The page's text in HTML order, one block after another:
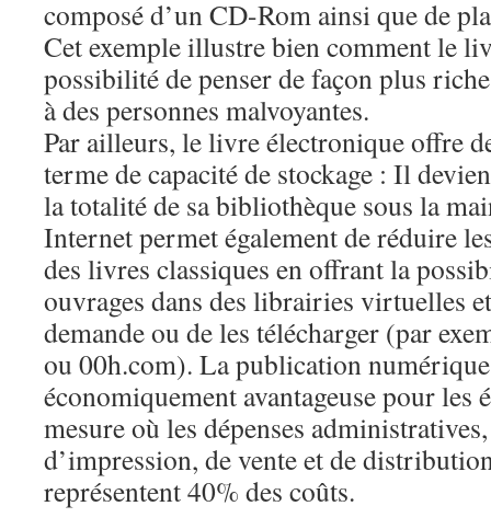
composé d’un CD-Rom ainsi que de
Cet exemple illustre bien comment le
possibilité de penser de façon plus
à des personnes malvoyantes.
Par ailleurs, le livre électronique offre
terme de capacité de stockage : Il
la totalité de sa bibliothèque sous la
Internet permet également de réduire
des livres classiques en offrant la
ouvrages dans des librairies virtuelles
demande ou de les télécharger (par
ou 00h.com). La publication
économiquement avantageuse pour les
mesure où les dépenses
d’impression, de vente et de
représentent 40% des coûts.